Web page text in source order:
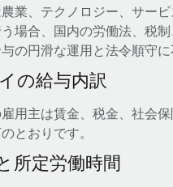
業、テクノロジー、サー
場合、国内の労働法、税
の円滑な運用と法令順守に
の給与内訳
用主は賃金、税金、社会
とおりです。
所定労働時間